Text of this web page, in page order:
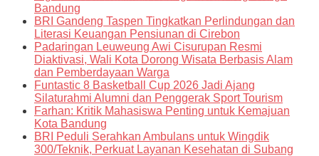
Bandung
BRI Gandeng Taspen Tingkatkan Perlindungan dan
Literasi Keuangan Pensiunan di Cirebon
Padaringan Leuweung Awi Cisurupan Resmi
Diaktivasi, Wali Kota Dorong Wisata Berbasis Alam
dan Pemberdayaan Warga
Funtastic 8 Basketball Cup 2026 Jadi Ajang
Silaturahmi Alumni dan Penggerak Sport Tourism
Farhan: Kritik Mahasiswa Penting untuk Kemajuan
Kota Bandung
BRI Peduli Serahkan Ambulans untuk Wingdik
300/Teknik, Perkuat Layanan Kesehatan di Subang